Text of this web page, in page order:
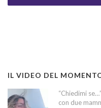
IL VIDEO DEL
“Chiedimi
con due